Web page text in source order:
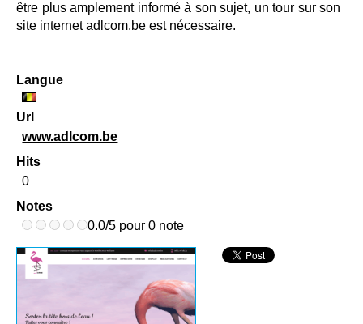
être plus amplement informé à son sujet, un tour sur son
site internet adlcom.be est nécessaire.
Langue
Url
www.adlcom.be
Hits
0
Notes
0.0/5 pour 0 note